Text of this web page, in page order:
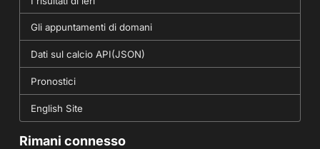
Gli appuntamenti di domani
Dati sul calcio API(JSON)
Pronostici
English Site
Rimani connesso